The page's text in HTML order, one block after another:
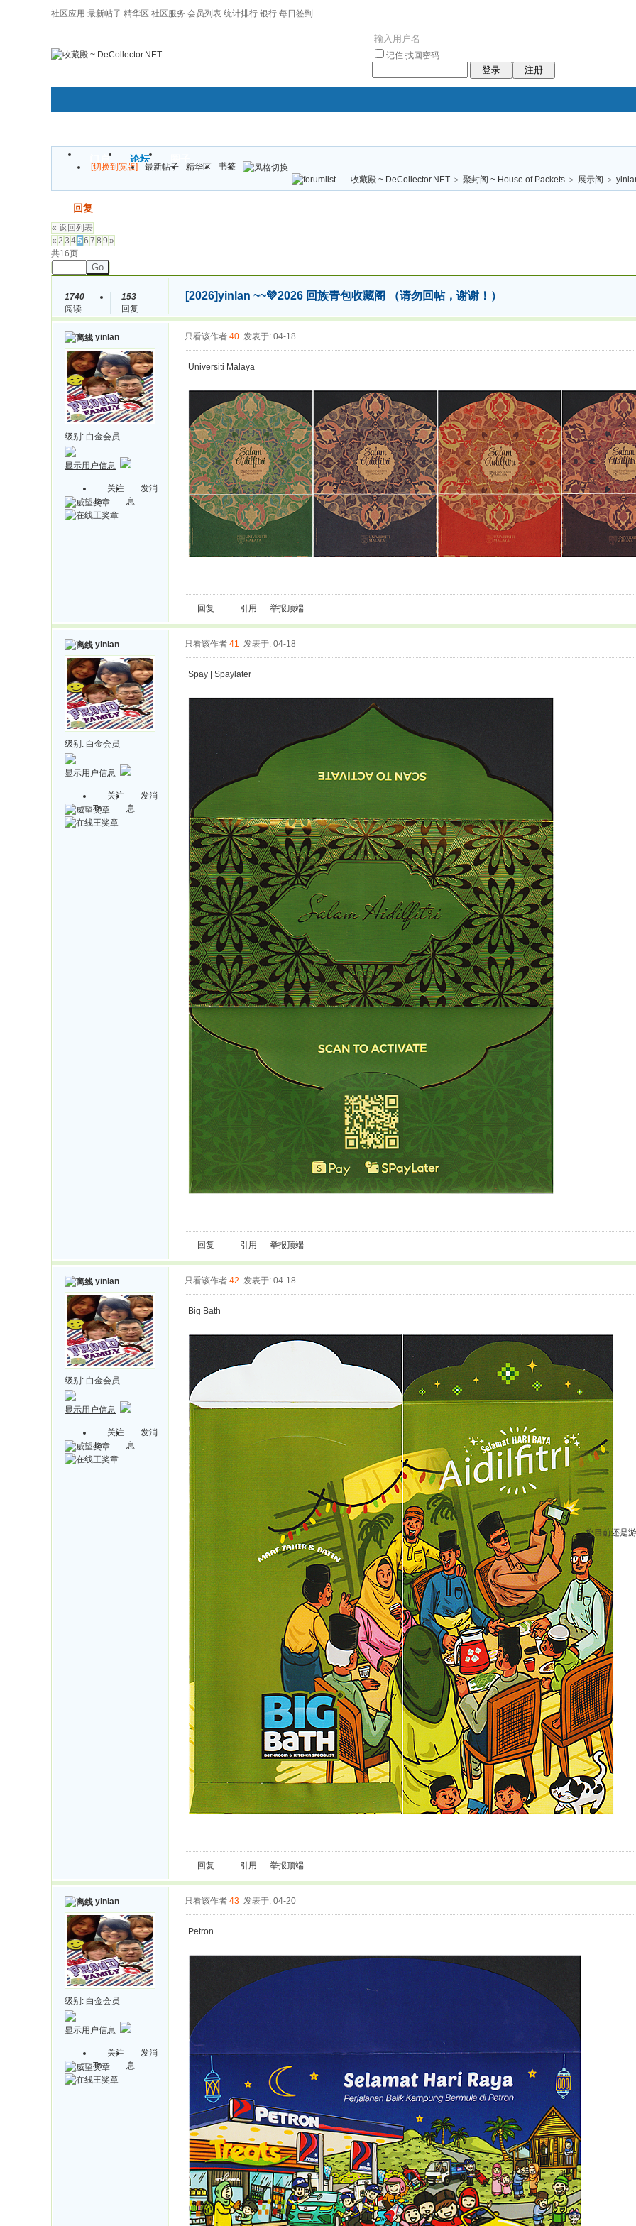
社区应用 最新帖子 精华区 社区服务 会员列表 统计排行 银行 每日签到
记住 找回密码
登录 注册
门户 论坛
褔
袠袠袥眩褦
[切换到宽版] 最新帖子 精华区
书签
收藏殿 ~ DeCollector.NET > 聚封阁 ~ House of Packets > 展示阁 >
回复
« 返回列表
« 2 3 456 7 8 9 »
共16页
Go
1740
阅读
153
回复
[2026]yinlan ~~💚2026 回族青包收藏阁 （请勿回帖，谢谢！）
yinlan
级别: 白金会员
显示用户信息
关注
Ta
发消
息
只看该作者 40 发表于: 04-18
Universiti Malaya
回复 引用 举报顶端
yinlan
级别: 白金会员
显示用户信息
关注
Ta
发消
息
只看该作者 41 发表于: 04-18
Spay | Spaylater
回复 引用 举报顶端
yinlan
级别: 白金会员
显示用户信息
关注
Ta
发消
息
只看该作者 42 发表于: 04-18
Big Bath
回复 引用 举报顶端
yinlan
级别: 白金会员
显示用户信息
关注
Ta
发消
息
只看该作者 43 发表于: 04-20
Petron
您目前还是